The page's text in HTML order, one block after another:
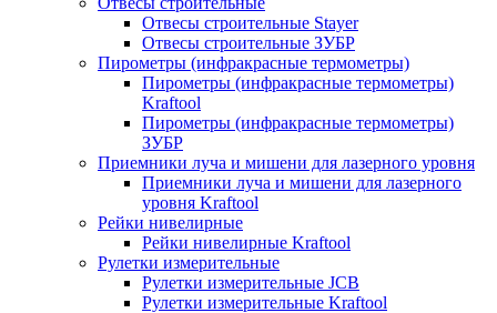
Отвесы строительные Stayer
Отвесы строительные ЗУБР
Пирометры (инфракрасные термометры)
Пирометры (инфракрасные термометры)
Kraftool
Пирометры (инфракрасные термометры)
ЗУБР
Приемники луча и мишени для лазерного уровня
Приемники луча и мишени для лазерного
уровня Kraftool
Рейки нивелирные
Рейки нивелирные Kraftool
Рулетки измерительные
Рулетки измерительные JCB
Рулетки измерительные Kraftool